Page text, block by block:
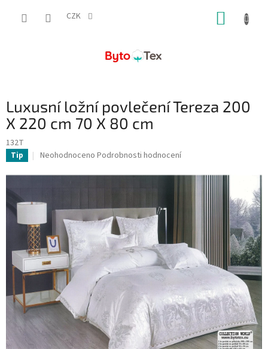
CZK
Luxusní ložní povlečení Tereza 200
X 220 cm 70 X 80 cm
132T
Tip
Průměrné
produktu
0,0
5
hvězdiček.
Neohodnoceno Podrobnosti hodnocení